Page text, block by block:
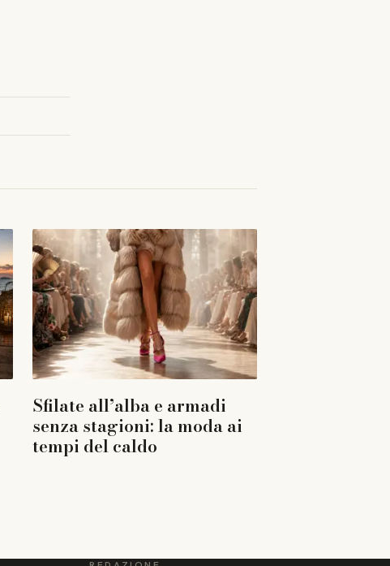
Sfilate all’alba e armadi
senza stagioni: la moda ai
tempi del caldo